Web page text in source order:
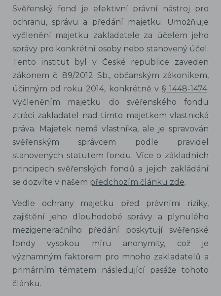
Svěřenský fond je efektivní právní nástroj pro
ochranu, správu a předání majetku. Umožňuje
vyčlenění majetku zakladatele za účelem jeho
správy pro konkrétní osoby nebo stanovený účel.
Tento institut byl v České republice zaveden
zákonem č. 89/2012 Sb., občanským zákoníkem,
účinným od roku 2014, konkrétně v § 1448-1474.
Vyčleněním majetku do svěřenského fondu
ztrácí zakladatel nad tímto majetkem vlastnická
práva. Majetek nemá vlastníka, ale je spravován
svěřenským správcem podle pravidel
stanovených statutem fondu. Více o základních
principech svěřenských fondů a jejich zakládání
se dozvíte v našem předchozím článku zde.
Vedle ochrany majetku před právními riziky,
zajištění jeho dlouhodobé správy a plynulého
mezigeneračního předání poskytují svěřenské
fondy vysokou míru anonymity, což je
významným faktorem pro mnoho zakladatelů a
primárním tématem následující pasáže tohoto
článku.